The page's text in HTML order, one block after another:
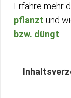
Erfahre mehr
pflanzt und
bzw. düngt